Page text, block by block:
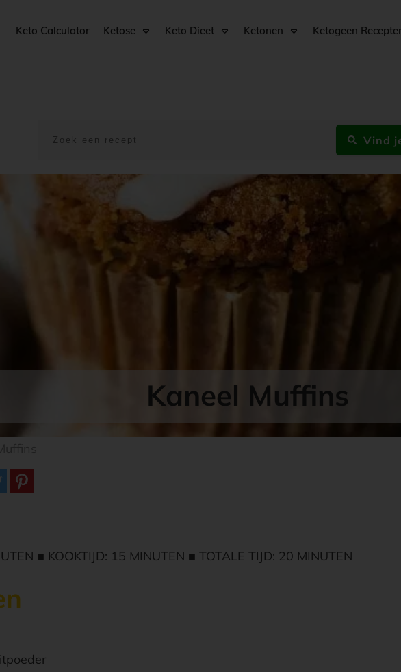
Keto Calculator Ketose Keto Dieet Ketonen Ketogeen
Vind
Kaneel Muffins
■ KOOKTIJD: 15 MINUTEN ■ TOTALE TIJD: 20 MINUTEN